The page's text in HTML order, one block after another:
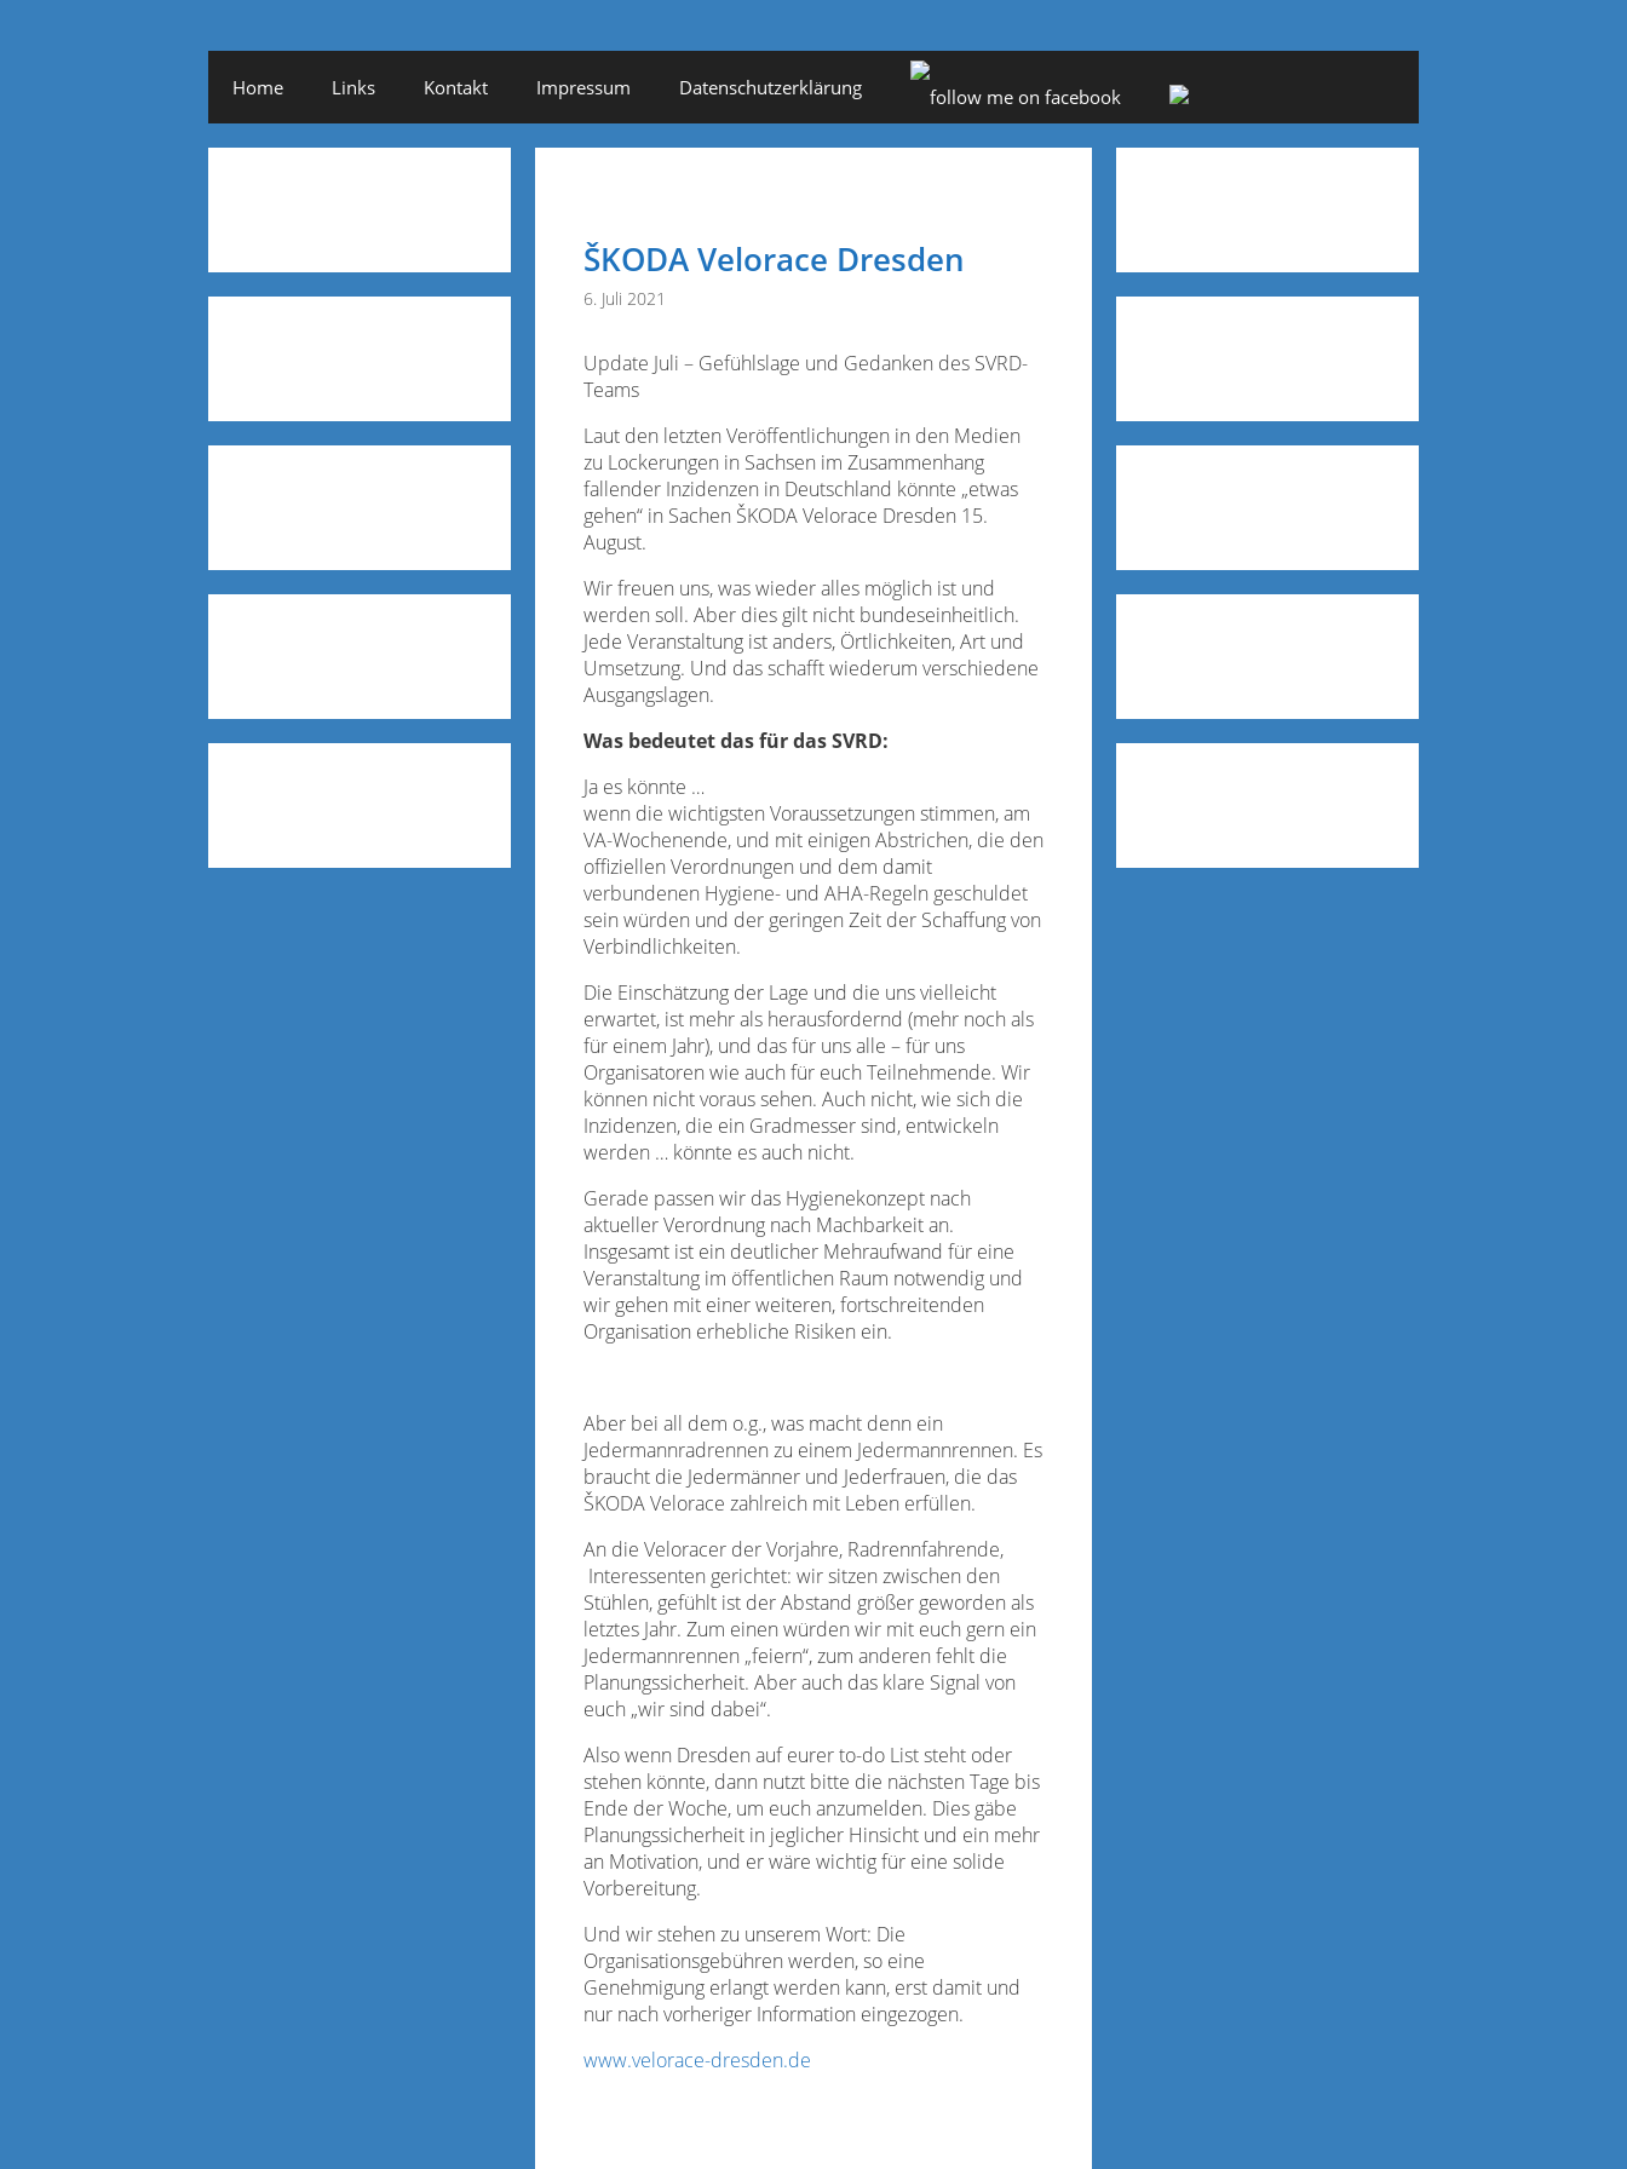
Home Links Kontakt Impressum Datenschutzerklärung
ŠKODA Velorace Dresden
6. Juli 2021
Update Juli – Gefühlslage und Gedanken des SVRD-
Teams
Laut den letzten Veröffentlichungen in den Medien
zu Lockerungen in Sachsen im Zusammenhang
fallender Inzidenzen in Deutschland könnte „etwas
gehen“ in Sachen ŠKODA Velorace Dresden 15.
August.
Wir freuen uns, was wieder alles möglich ist und
werden soll. Aber dies gilt nicht bundeseinheitlich.
Jede Veranstaltung ist anders, Örtlichkeiten, Art und
Umsetzung. Und das schafft wiederum verschiedene
Ausgangslagen.
Was bedeutet das für das SVRD:
Ja es könnte …
wenn die wichtigsten Voraussetzungen stimmen, am
VA-Wochenende, und mit einigen Abstrichen, die den
offiziellen Verordnungen und dem damit
verbundenen Hygiene- und AHA-Regeln geschuldet
sein würden und der geringen Zeit der Schaffung von
Verbindlichkeiten.
Die Einschätzung der Lage und die uns vielleicht
erwartet, ist mehr als herausfordernd (mehr noch als
für einem Jahr), und das für uns alle – für uns
Organisatoren wie auch für euch Teilnehmende. Wir
können nicht voraus sehen. Auch nicht, wie sich die
Inzidenzen, die ein Gradmesser sind, entwickeln
werden … könnte es auch nicht.
Gerade passen wir das Hygienekonzept nach
aktueller Verordnung nach Machbarkeit an.
Insgesamt ist ein deutlicher Mehraufwand für eine
Veranstaltung im öffentlichen Raum notwendig und
wir gehen mit einer weiteren, fortschreitenden
Organisation erhebliche Risiken ein.
Aber bei all dem o.g., was macht denn ein
Jedermannradrennen zu einem Jedermannrennen. Es
braucht die Jedermänner und Jederfrauen, die das
ŠKODA Velorace zahlreich mit Leben erfüllen.
An die Veloracer der Vorjahre, Radrennfahrende,
Interessenten gerichtet: wir sitzen zwischen den
Stühlen, gefühlt ist der Abstand größer geworden als
letztes Jahr. Zum einen würden wir mit euch gern ein
Jedermannrennen „feiern“, zum anderen fehlt die
Planungssicherheit. Aber auch das klare Signal von
euch „wir sind dabei“.
Also wenn Dresden auf eurer to-do List steht oder
stehen könnte, dann nutzt bitte die nächsten Tage bis
Ende der Woche, um euch anzumelden. Dies gäbe
Planungssicherheit in jeglicher Hinsicht und ein mehr
an Motivation, und er wäre wichtig für eine solide
Vorbereitung.
Und wir stehen zu unserem Wort: Die
Organisationsgebühren werden, so eine
Genehmigung erlangt werden kann, erst damit und
nur nach vorheriger Information eingezogen.
www.velorace-dresden.de